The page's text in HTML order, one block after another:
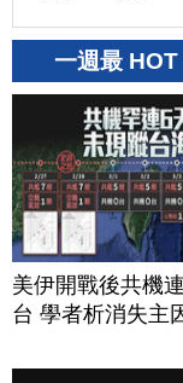
一週最 HOT
美伊開戰後共機
台 學者析消失主